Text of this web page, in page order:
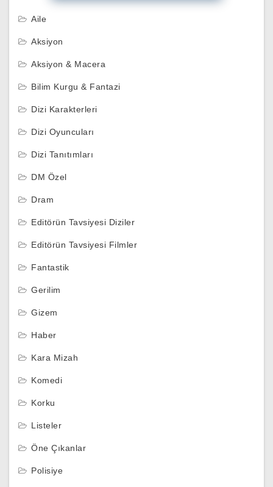
Aile
Aksiyon
Aksiyon & Macera
Bilim Kurgu & Fantazi
Dizi Karakterleri
Dizi Oyuncuları
Dizi Tanıtımları
DM Özel
Dram
Editörün Tavsiyesi Diziler
Editörün Tavsiyesi Filmler
Fantastik
Gerilim
Gizem
Haber
Kara Mizah
Komedi
Korku
Listeler
Öne Çıkanlar
Polisiye